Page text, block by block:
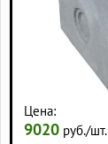
Цена:
9020 руб./шт.